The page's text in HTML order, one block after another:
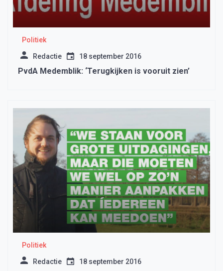
Politiek
Redactie 18 september 2016
PvdA Medemblik: ‘Terugkijken is vooruit zien’
Politiek
Redactie 18 september 2016